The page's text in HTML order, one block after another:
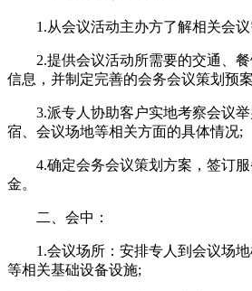
1.从会议活动主办方了解相关会议
2.提供会议活动所需要的交通、餐
信息，并制定完善的会务会议策划预
3.派专人协助客户实地考察会议举
宿、会议场地等相关方面的具体情况;
4.确定会务会议策划方案，签订服
金。
二、会中：
1.会议场所：安排专人到会议场地
等相关基础设备设施;